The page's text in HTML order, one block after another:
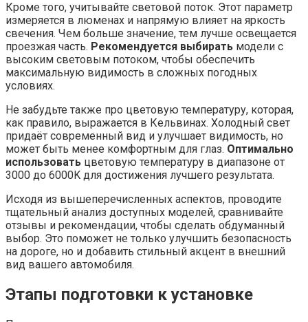
Кроме того, учитывайте световой поток. Этот параметр
измеряется в люменах и напрямую влияет на яркость
свечения. Чем больше значение, тем лучше освещается
проезжая часть. Рекомендуется выбирать модели с
высоким световым потоком, чтобы обеспечить
максимальную видимость в сложных погодных
условиях.
Не забудьте также про цветовую температуру, которая,
как правило, выражается в Кельвинах. Холодный свет
придаёт современный вид и улучшает видимость, но
может быть менее комфортным для глаз. Оптимально
использовать цветовую температуру в диапазоне от
3000 до 6000K для достижения лучшего результата.
Исходя из вышеперечисленных аспектов, проводите
тщательный анализ доступных моделей, сравнивайте
отзывы и рекомендации, чтобы сделать обдуманный
выбор. Это поможет не только улучшить безопасность
на дороге, но и добавить стильный акцент в внешний
вид вашего автомобиля.
Этапы подготовки к установке